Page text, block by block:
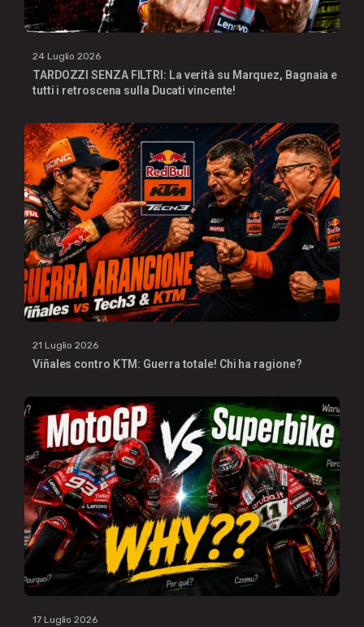
24 Luglio 2026
TARDOZZI SENZA FILTRI: La verità su Marquez, Bagnaia e
tutti i retroscena sulla Ducati vincente!
21 Luglio 2026
Viñales contro KTM: Guerra totale! Chi ha ragione?
17 Luglio 2026